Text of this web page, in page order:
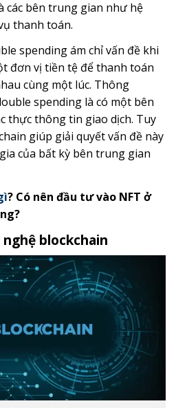
các bên trung gian như hệ
thanh toán.
spending ám chỉ vấn đề khi
đơn vị tiền tệ để thanh toán
cùng một lúc. Thông
spending là có một bên
thực thông tin giao dịch. Tuy
giúp giải quyết vấn đề này
của bất kỳ bên trung gian
? Có nên đầu tư vào NFT ở
blockchain